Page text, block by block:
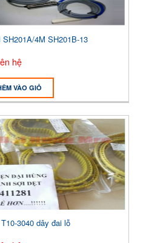
4M SH201B-13
hệ
VÀO GIỎ
3040 dây đai lỗ